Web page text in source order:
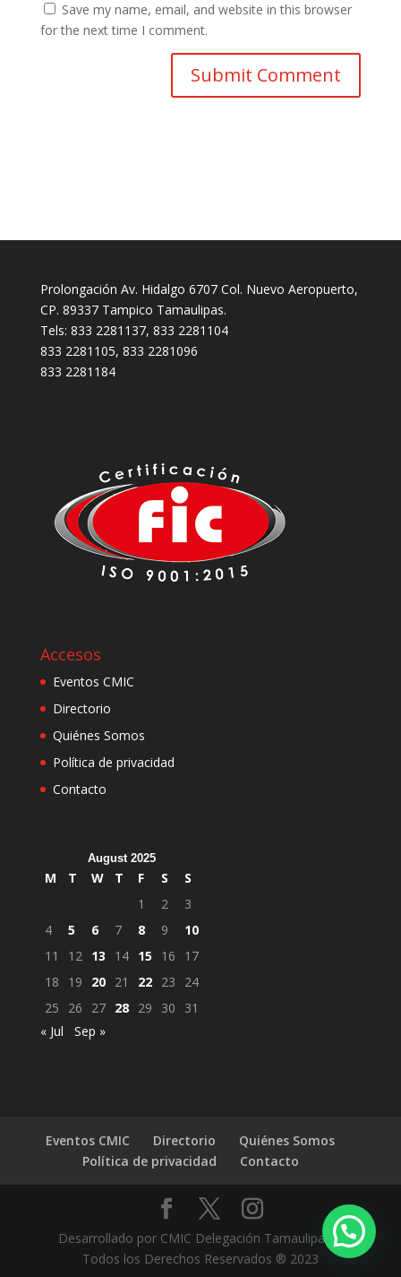
Save my name, email, and website in this browser
for the next time I comment.
Prolongación Av. Hidalgo 6707 Col. Nuevo Aeropuerto,
CP. 89337 Tampico Tamaulipas.
Tels: 833 2281137, 833 2281104
833 2281105, 833 2281096
833 2281184
Accesos
Eventos CMIC
Directorio
Quiénes Somos
Política de privacidad
Contacto
August 2025
M T W T F S
S
1
2
3
4
5 6 7 8 9
10
11
12 13 14 15 16
17
18
19 20 21 22 23
24
25
26 27 28 29 30
31
« Jul
Sep »
Eventos CMIC Directorio
Quiénes Somos
Política de privacidad
Contacto
Desarrollado por CMIC Delegación Tamaulipas |
Todos los Derechos Reservados ® 2023